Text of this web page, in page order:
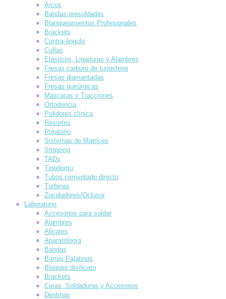
Arcos
Bandas presoldadas
Blanqueamientos Profesionales
Brackets
Contra-ángulo
Cuñas
Elásticos, Ligaduras y Alambres
Fresas carburo de tungsteno
Fresas diamantadas
Fresas quirúrgicas
Máscaras y Tracciones
Ortodoncia
Pulidores clínica
Resortes
Rotatorio
Sistemas de Matrices
Stripping
TADs
Tipodonto
Tubos cementado directo
Turbinas
Zocaladores/Oclusor
Laboratorio
Accesorios para soldar
Alambres
Alicates
Aparatología
Bandas
Barras Palatinas
Bloques disilicato
Brackets
Ceras, Soldaduras y Accesorios
Dentinas